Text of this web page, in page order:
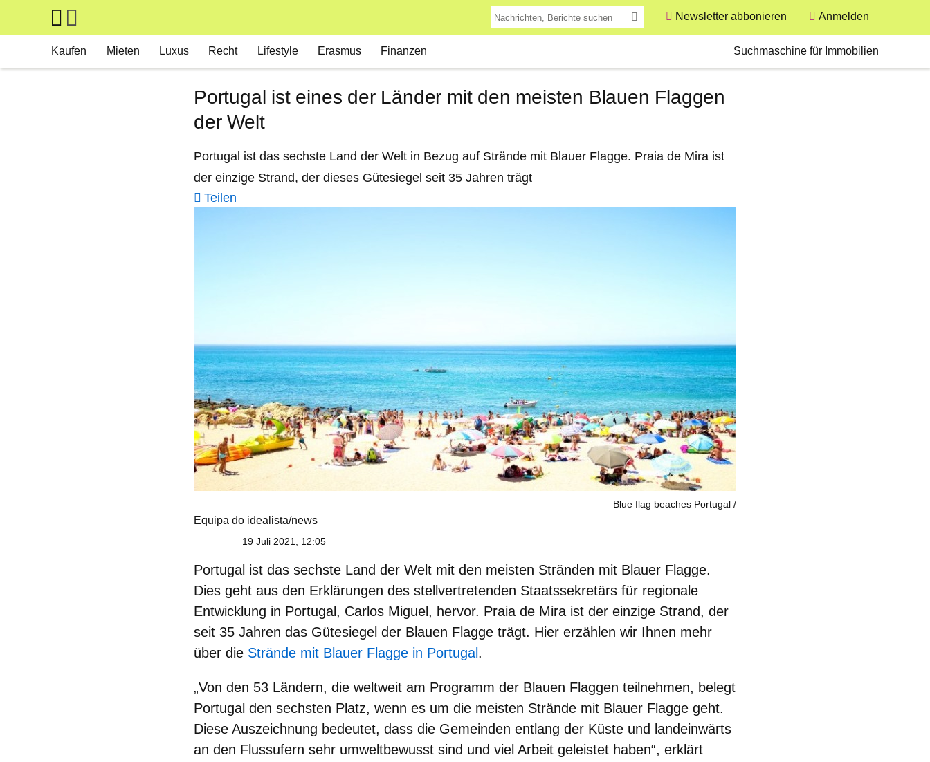
Skip to main content
Newsletter abbonieren
User
Anmelden
Kaufen Mieten Luxus Recht Lifestyle Erasmus Finanzen Suchmaschine für Immobilien
Portugal ist eines der Länder mit den meisten Blauen Flaggen
der Welt
Portugal ist das sechste Land der Welt in Bezug auf Strände mit Blauer Flagge. Praia de Mira ist
der einzige Strand, der dieses Gütesiegel seit 35 Jahren trägt
Teilen
Blue flag beaches Portugal
Equipa do idealista/news
19 Juli 2021, 12:05
Portugal ist das sechste Land der Welt mit den meisten Stränden mit Blauer Flagge.
Dies geht aus den Erklärungen des stellvertretenden Staatssekretärs für regionale
Entwicklung in Portugal, Carlos Miguel, hervor. Praia de Mira ist der einzige Strand, der
seit 35 Jahren das Gütesiegel der Blauen Flagge trägt. Hier erzählen wir Ihnen mehr
über die Strände mit Blauer Flagge in Portugal .
„Von den 53 Ländern, die weltweit am Programm der Blauen Flaggen teilnehmen, belegt
Portugal den sechsten Platz, wenn es um die meisten Strände mit Blauer Flagge geht.
Diese Auszeichnung bedeutet, dass die Gemeinden entlang der Küste und landeinwärts
an den Flussufern sehr umweltbewusst sind und viel Arbeit geleistet haben“, erklärt